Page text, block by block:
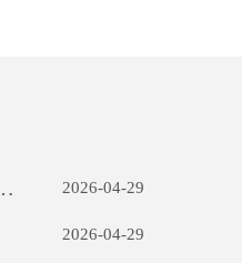
2026-04-29
2026-04-29